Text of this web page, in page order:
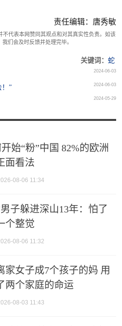
责任编辑：唐秀敏
代表本网赞同其观点和对其真实性负责。如该
们会及时反馈并处理完毕。
关键词： 蛇
2024-06-03
” 2024-06-03
2024-05-29
始“粉”中国 82%的欧洲
面看法
08-06 11:34
子躲进深山13年：怕了
个整觉
08-06 11:32
家女子成7个孩子的妈 用
两个家庭的命运
08-03 11:43